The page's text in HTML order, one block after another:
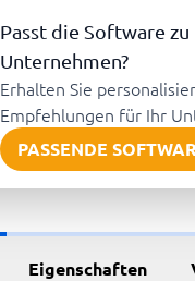
Passt die Software zu
Unternehmen?
Erhalten Sie
Empfehlungen für Ihr
PASSENDE
Eigenschaften